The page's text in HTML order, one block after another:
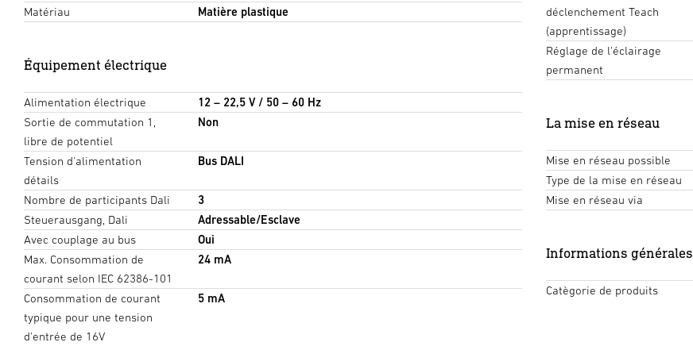
Matériau
Matière plastique
Équipement électrique
Alimentation électrique
12 – 22,5 V / 50 – 60 Hz
Sortie de commutation 1,
libre de potentiel
Non
Tension d'alimentation
détails
Bus DALI
Nombre de participants Dali
3
Steuerausgang, Dali
Adressable/Esclave
Avec couplage au bus
Oui
Max. Consommation de
courant selon IEC 62386-101
24 mA
Consommation de courant
typique pour une tension
d'entrée de 16V
5 mA
déclenchement Teach
(apprentissage)
Réglage de l'éclairage
permanent
La mise en réseau
Mise en réseau possible
Type de la mise en réseau
Mise en réseau via
Informations générales
Catègorie de produits